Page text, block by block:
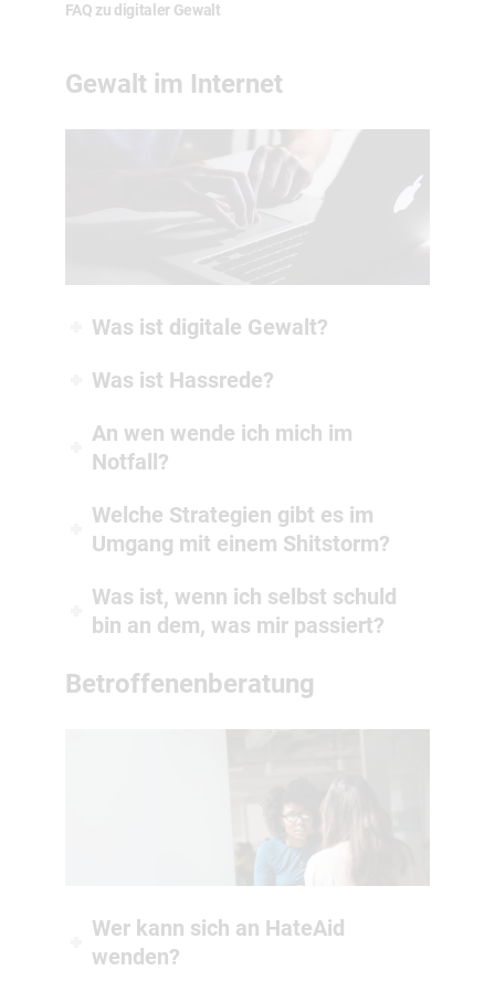
FAQ zu digitaler Gewalt
Gewalt im Internet
Was ist digitale Gewalt?
Was ist Hassrede?
An wen wende ich mich im
Notfall?
Welche Strategien gibt es im
Umgang mit einem Shitstorm?
Was ist, wenn ich selbst schuld
bin an dem, was mir passiert?
Betroffenenberatung
Wer kann sich an HateAid
wenden?